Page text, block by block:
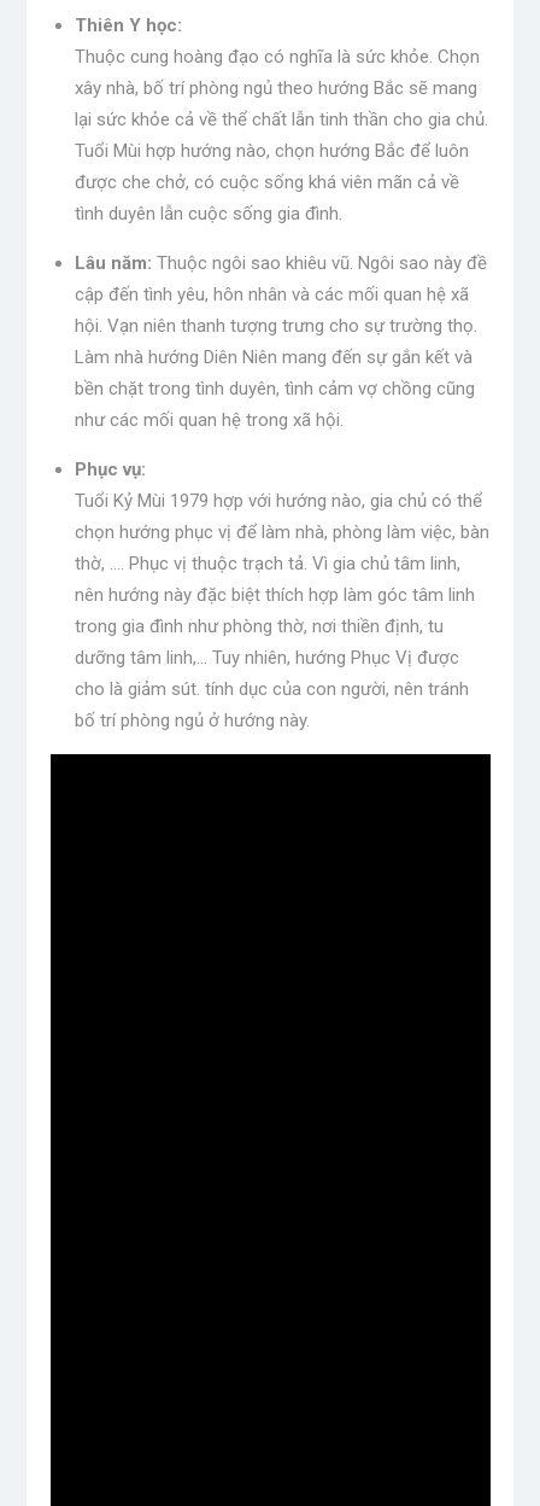
Thiên Y học:
Thuộc cung hoàng đạo có nghĩa là sức khỏe. Chọn
xây nhà, bố trí phòng ngủ theo hướng Bắc sẽ mang
lại sức khỏe cả về thể chất lẫn tinh thần cho gia chủ.
Tuổi Mùi hợp hướng nào, chọn hướng Bắc để luôn
được che chở, có cuộc sống khá viên mãn cả về
tình duyên lẫn cuộc sống gia đình.
Lâu năm: Thuộc ngôi sao khiêu vũ. Ngôi sao này đề
cập đến tình yêu, hôn nhân và các mối quan hệ xã
hội. Vạn niên thanh tượng trưng cho sự trường thọ.
Làm nhà hướng Diên Niên mang đến sự gắn kết và
bền chặt trong tình duyên, tình cảm vợ chồng cũng
như các mối quan hệ trong xã hội.
Phục vụ:
Tuổi Kỷ Mùi 1979 hợp với hướng nào, gia chủ có thể
chọn hướng phục vị để làm nhà, phòng làm việc, bàn
thờ, …. Phục vị thuộc trạch tả. Vì gia chủ tâm linh,
nên hướng này đặc biệt thích hợp làm góc tâm linh
trong gia đình như phòng thờ, nơi thiền định, tu
dưỡng tâm linh,… Tuy nhiên, hướng Phục Vị được
cho là giảm sút. tính dục của con người, nên tránh
bố trí phòng ngủ ở hướng này.